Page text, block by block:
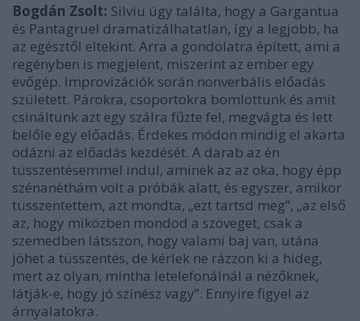
Bogdán Zsolt: Silviu úgy találta, hogy a Gargantua
és Pantagruel dramatizálhatatlan, így a legjobb, ha
az egésztől eltekint. Arra a gondolatra épített, ami a
regényben is megjelent, miszerint az ember egy
evőgép. Improvizációk során nonverbális előadás
született. Párokra, csoportokra bomlottunk és amit
csináltunk azt egy szálra fűzte fel, megvágta és lett
belőle egy előadás. Érdekes módon mindig el akarta
odázni az előadás kezdését. A darab az én
tüsszentésemmel indul, aminek az az oka, hogy épp
szénanéthám volt a próbák alatt, és egyszer, amikor
tüsszentettem, azt mondta, „ezt tartsd meg”, „az első
az, hogy miközben mondod a szöveget, csak a
szemedben látsszon, hogy valami baj van, utána
jöhet a tüsszentés, de kérlek ne rázzon ki a hideg,
mert az olyan, mintha letelefonálnál a nézőknek,
látják-e, hogy jó színész vagy”. Ennyire figyel az
árnyalatokra.